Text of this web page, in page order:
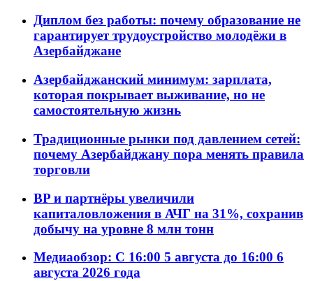
Диплом без работы: почему образование не
гарантирует трудоустройство молодёжи в
Азербайджане
Азербайджанский минимум: зарплата,
которая покрывает выживание, но не
самостоятельную жизнь
Традиционные рынки под давлением сетей:
почему Азербайджану пора менять правила
торговли
BP и партнёры увеличили
капиталовложения в АЧГ на 31%, сохранив
добычу на уровне 8 млн тонн
Медиаобзор: С 16:00 5 августа до 16:00 6
августа 2026 года